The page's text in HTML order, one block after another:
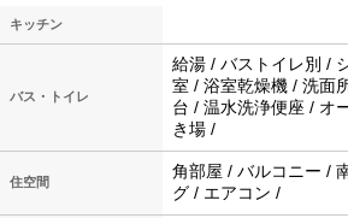
キッチン
バス・トイレ
給湯 / バストイレ別 /
室 / 浴室乾燥機 / 洗面
台 / 温水洗浄便座 / オ
き場 /
住空間
角部屋 / バルコニー /
グ / エアコン /